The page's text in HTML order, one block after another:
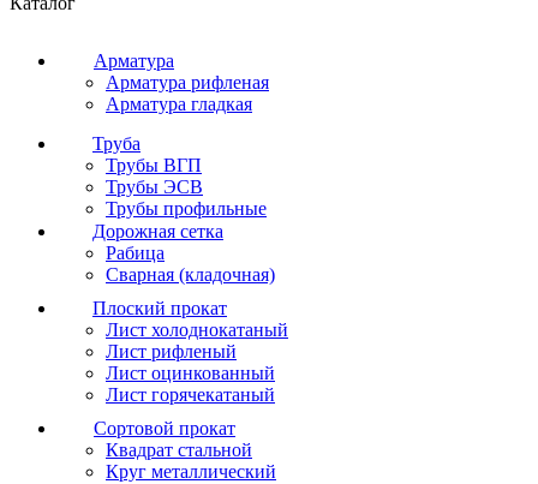
Арматура
Арматура рифленая
Арматура гладкая
Труба
Трубы ВГП
Трубы ЭСВ
Трубы профильные
Дорожная сетка
Рабица
Сварная (кладочная)
Плоский прокат
Лист холоднокатаный
Лист рифленый
Лист оцинкованный
Лист горячекатаный
Сортовой прокат
Квадрат стальной
Круг металлический